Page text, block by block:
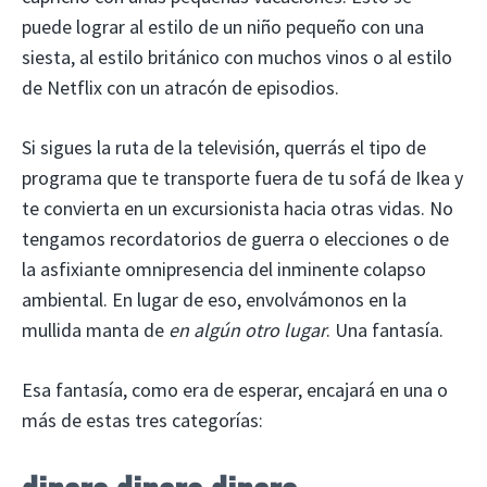
puede lograr al estilo de un niño pequeño con una
siesta, al estilo británico con muchos vinos o al estilo
de Netflix con un atracón de episodios.
Si sigues la ruta de la televisión, querrás el tipo de
programa que te transporte fuera de tu sofá de Ikea y
te convierta en un excursionista hacia otras vidas. No
tengamos recordatorios de guerra o elecciones o de
la asfixiante omnipresencia del inminente colapso
ambiental. En lugar de eso, envolvámonos en la
mullida manta de en algún otro lugar. Una fantasía.
Esa fantasía, como era de esperar, encajará en una o
más de estas tres categorías: